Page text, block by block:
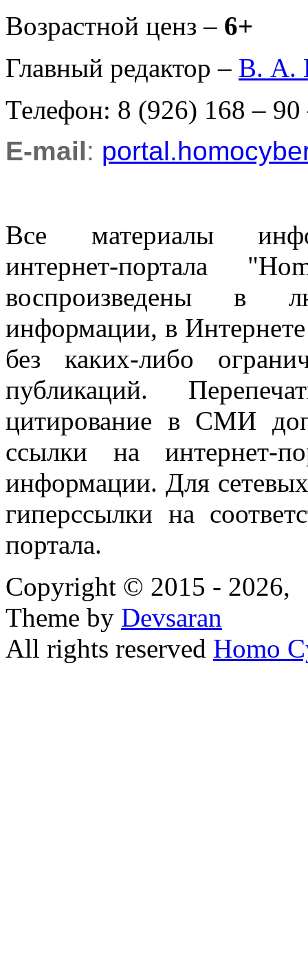
Возрастной ценз – 6+
Главный редактор – В. А.
Телефон: 8 (926) 168 – 90
E-mail:
Все материалы
интернет-портала
воспроизведены в
информации, в
без каких-либо
публикаций.
цитирование в СМИ
ссылки на интернет-
информации. Для
гиперссылки на
портала.
Copyright © 2015 - 2026,
Theme by Devsaran
All rights reserved Homo